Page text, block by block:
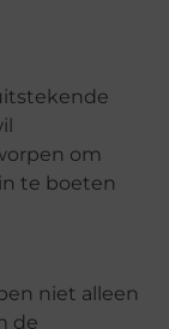
om
te boeten
niet alleen
de